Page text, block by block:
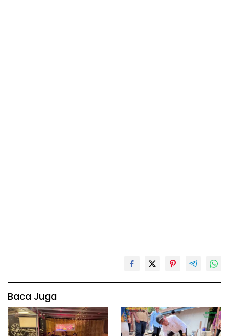
Baca Juga